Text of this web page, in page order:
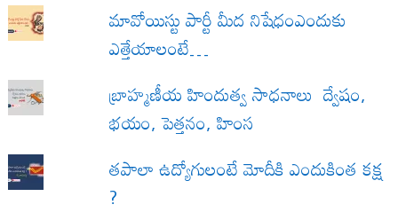
మావోయిస్టు పార్టీ మీద నిషేధంఎందుకు
ఎత్తేయాలంటే…
బ్రాహ్మణీయ హిందుత్వ సాధనాలు ద్వేషం,
భయం, పెత్తనం, హింస
త‌పాలా ఉద్యోగులంటే మోదీకి ఎందుకింత కక్ష
?